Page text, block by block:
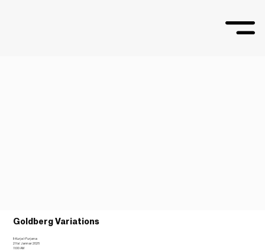
Goldberg Variations
Il-Kurja l-Furjana
21 ta’ Jannar 2026
11:00 AM